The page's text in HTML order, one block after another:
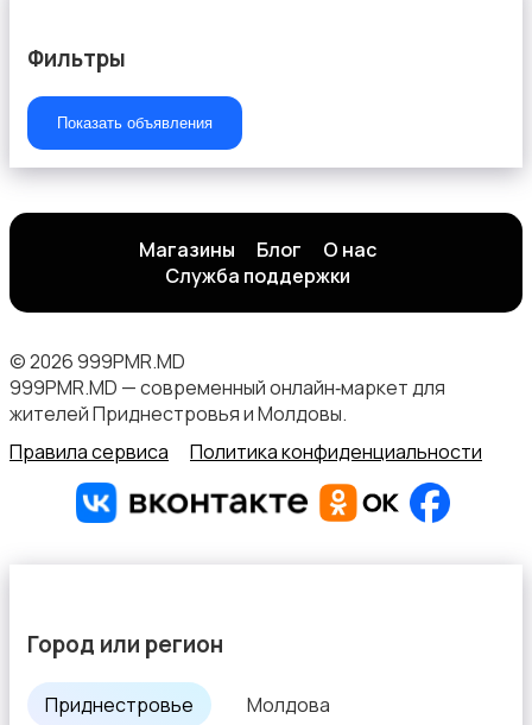
Фильтры
Показать объявления
Магазины Блог
О нас
Служба поддержки
© 2026 999PMR.MD
999PMR.MD — современный онлайн‑маркет для
жителей Приднестровья и Молдовы.
Правила сервиса
Политика конфиденциальности
Город или регион
Приднестровье Молдова